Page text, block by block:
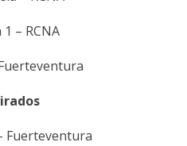
1 – RCNA
Fuerteventura